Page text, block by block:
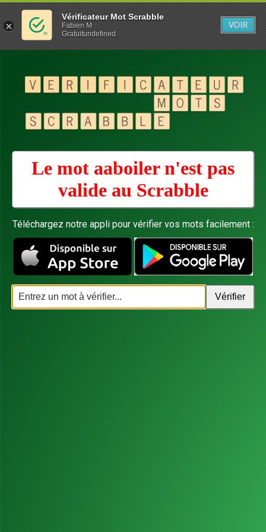
Le mot aaboiler n'est pas
valide au Scrabble
Téléchargez notre appli pour vérifier vos mots facilement :
Vérificateur Mot Scrabble
Fabien M
Gratuitundefined
VOIR